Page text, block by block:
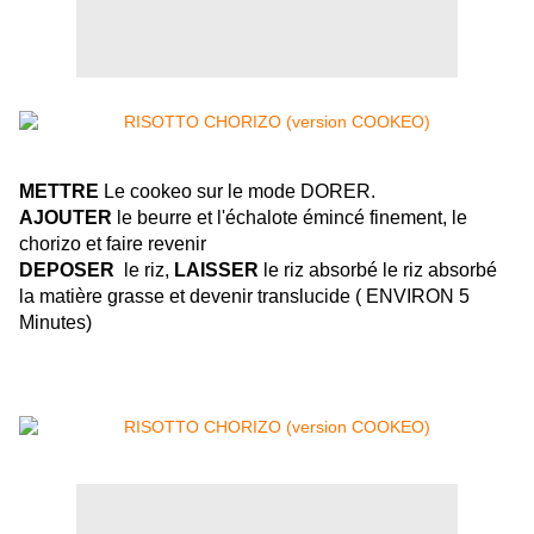
METTRE Le cookeo sur le mode DORER.
AJOUTER le beurre et l'échalote émincé finement, le
chorizo et faire revenir
DEPOSER le riz, LAISSER le riz absorbé le riz absorbé
la matière grasse et devenir translucide ( ENVIRON 5
Minutes)